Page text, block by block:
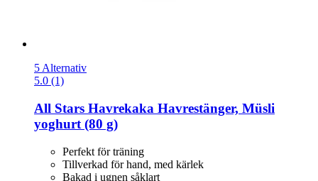
5 Alternativ
5.0 (1)
All Stars Havrekaka Havrestänger, Müsli
yoghurt (80 g)
Perfekt för träning
Tillverkad för hand, med kärlek
Bakad i ugnen såklart